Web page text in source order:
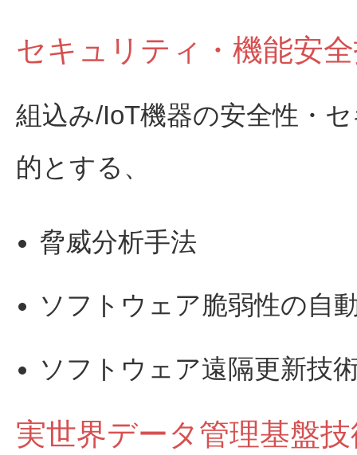
セキュリティ・機能安
組込み/IoT機器の安全性・
的とする、
脅威分析手法
ソフトウェア脆弱性の自
ソフトウェア遠隔更新技
実世界データ管理基盤